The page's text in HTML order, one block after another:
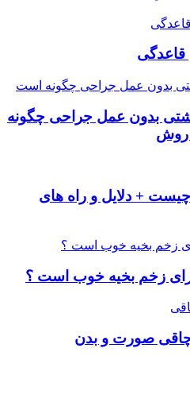
قاعدگی
بدون عمل جراحی چگونه
روش
+ دلایل و راه های
برای زخم بخیه خوب است ؟
چاقی صورت و بدن